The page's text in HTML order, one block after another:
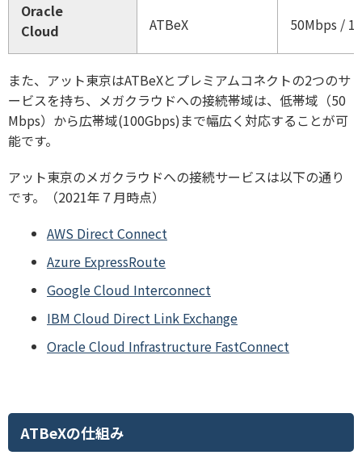
Oracle
Cloud
ATBeX 50Mbps /
また、アット東京はATBeXとプレミアムコネクトの2つのサ
ービスを持ち、メガクラウドへの接続帯域は、低帯域（50
Mbps）から広帯域(100Gbps)まで幅広く対応することが可
能です。
アット東京のメガクラウドへの接続サービスは以下の通り
です。（2021年７月時点）
AWS Direct Connect
Azure ExpressRoute
Google Cloud Interconnect
IBM Cloud Direct Link Exchange
Oracle Cloud Infrastructure FastConnect
ATBeXの仕組み